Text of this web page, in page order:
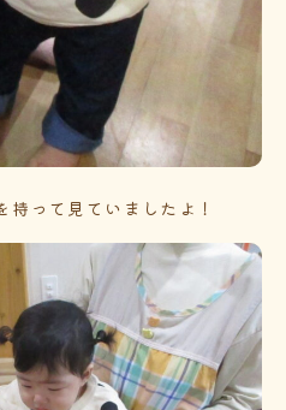
って見ていましたよ！